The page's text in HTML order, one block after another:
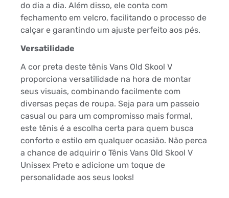
do dia a dia. Além disso, ele conta com
fechamento em velcro, facilitando o processo de
calçar e garantindo um ajuste perfeito aos pés.
Versatilidade
A cor preta deste tênis Vans Old Skool V
proporciona versatilidade na hora de montar
seus visuais, combinando facilmente com
diversas peças de roupa. Seja para um passeio
casual ou para um compromisso mais formal,
este tênis é a escolha certa para quem busca
conforto e estilo em qualquer ocasião. Não perca
a chance de adquirir o Tênis Vans Old Skool V
Unissex Preto e adicione um toque de
personalidade aos seus looks!